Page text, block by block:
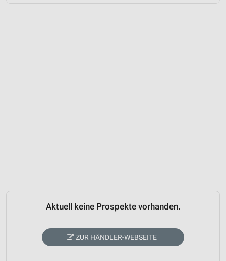
Aktuell keine Prospekte vorhanden.
ZUR HÄNDLER-WEBSEITE